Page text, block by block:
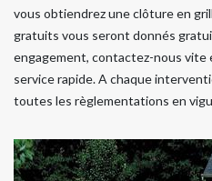
vous obtiendrez une clôture en
gratuits vous seront donnés
engagement, contactez-nous vite
service rapide. A chaque
toutes les règlementations en